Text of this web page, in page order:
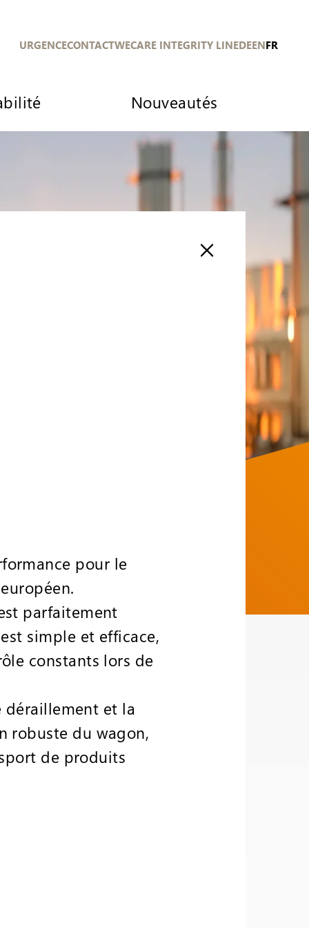
URGENCECONTACTWECARE INTEGRITY LINEDEENFR
Nouveautés
pour le
parfaitement
simple et efficace,
constants lors de
déraillement et la
robuste du wagon,
de produits